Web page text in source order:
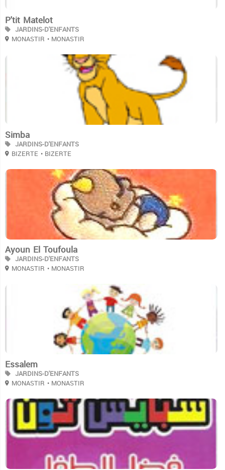
P'tit Matelot
JARDINS-D'ENFANTS
MONASTIR • MONASTIR
Simba
JARDINS-D'ENFANTS
BIZERTE • BIZERTE
Ayoun El Toufoula
JARDINS-D'ENFANTS
MONASTIR • MONASTIR
Essalem
JARDINS-D'ENFANTS
MONASTIR • MONASTIR
3